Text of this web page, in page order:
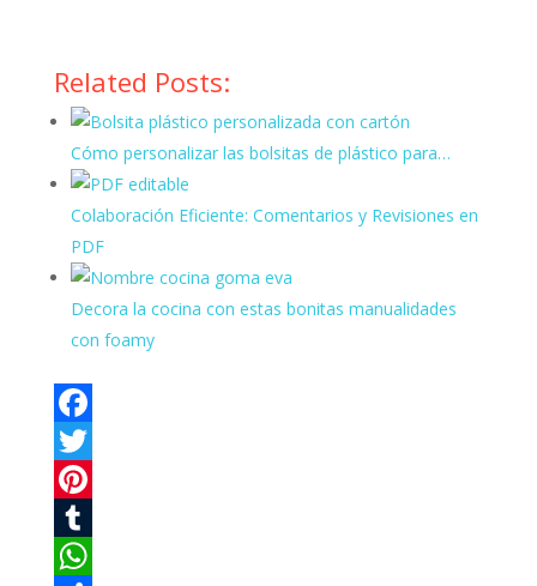
Related Posts:
Cómo personalizar las bolsitas de plástico para…
Colaboración Eficiente: Comentarios y Revisiones en
PDF
Decora la cocina con estas bonitas manualidades
con foamy